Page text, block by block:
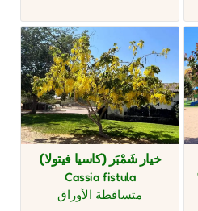
خيار شَمْبَر (كاسيا فيتولا)
Cassia fistula
متساقطة الأوراق